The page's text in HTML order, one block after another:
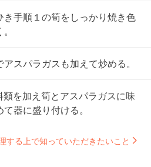
き手順１の筍をしっかり焼き色
スパラガスも加えて炒める。
を加え筍とアスパラガスに味
器に盛り付ける。
する上で知っていただきたいこと